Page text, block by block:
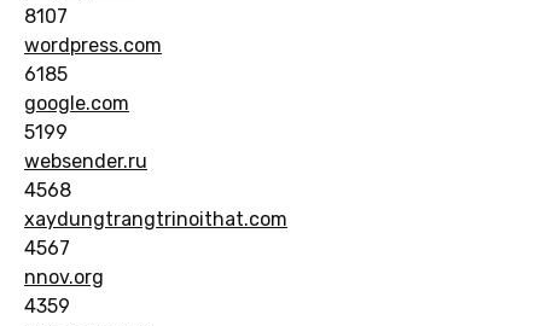
8107
wordpress.com
6185
google.com
5199
websender.ru
4568
xaydungtrangtrinoithat.com
4567
nnov.org
4359